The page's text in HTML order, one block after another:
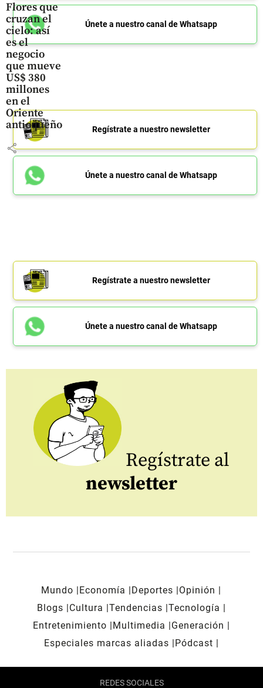
Flores que
cruzan el
cielo: así
es el
negocio
que mueve
US$ 380
millones
en el
Oriente
antioqueño
share
Únete a nuestro canal de Whatsapp
Regístrate a nuestro newsletter
Únete a nuestro canal de Whatsapp
Regístrate a nuestro newsletter
Únete a nuestro canal de Whatsapp
Regístrate al
newsletter
Mundo Economía Deportes
Opinión
Blogs
Cultura Tendencias Tecnología
Entretenimiento
Multimedia
Generación
Especiales marcas aliadas
Pódcast
REDES SOCIALES